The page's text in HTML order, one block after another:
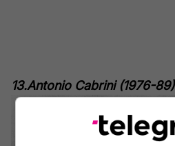
13.Antonio Cabrini (1976-89)